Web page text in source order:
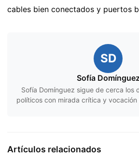
cables bien conectados y puertos
SD
Sofía Domínguez
Sofía Domínguez sigue de cerca los
políticos con mirada crítica y
Artículos relacionados